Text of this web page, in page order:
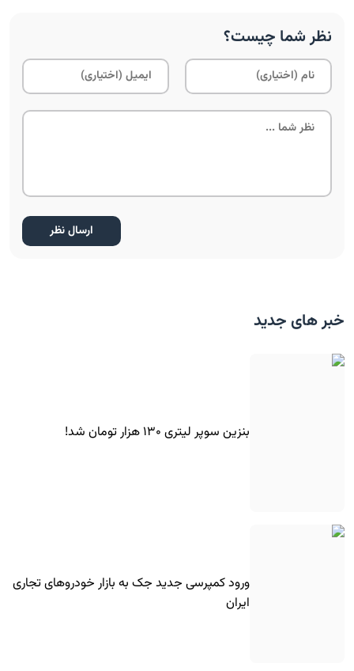
نظر شما چیست؟
خبر های جدید
بنزین سوپر لیتری ۱۳۰ هزار تومان شد!
ورود کمپرسی جدید جک به بازار خودروهای تجاری
ایران